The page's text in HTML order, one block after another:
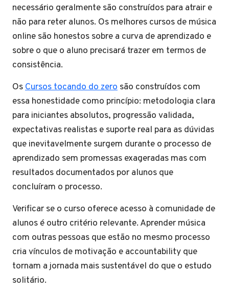
necessário geralmente são construídos para atrair e
não para reter alunos. Os melhores cursos de música
online são honestos sobre a curva de aprendizado e
sobre o que o aluno precisará trazer em termos de
consistência.
OsCursos tocando do zero são construídos com
essa honestidade como princípio: metodologia clara
para iniciantes absolutos, progressão validada,
expectativas realistas e suporte real para as dúvidas
que inevitavelmente surgem durante o processo de
aprendizado sem promessas exageradas mas com
resultados documentados por alunos que
concluíram o processo.
Verificar se o curso oferece acesso à comunidade de
alunos é outro critério relevante. Aprender música
com outras pessoas que estão no mesmo processo
cria vínculos de motivação e accountability que
tornam a jornada mais sustentável do que o estudo
solitário.